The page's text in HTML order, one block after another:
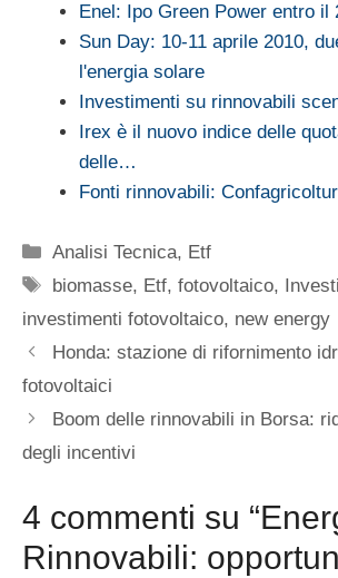
Enel: Ipo Green Power entro il
Sun Day: 10-11 aprile 2010,
l'energia solare
Investimenti su rinnovabili
Irex è il nuovo indice delle
delle…
Fonti rinnovabili:
Categorie
Analisi Tecnica, Etf
Tag
biomasse, Etf,fotovoltaico,
investimenti fotovoltaico, new energy
Honda: stazione di rifornimento
fotovoltaici
Boom delle rinnovabili in Borsa:
degli incentivi
4 commenti su
Rinnovabili: